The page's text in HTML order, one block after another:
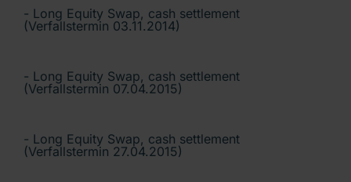
- Long Equity Swap, cash settlement
(Verfallstermin 03.11.2014)
- Long Equity Swap, cash settlement
(Verfallstermin 07.04.2015)
- Long Equity Swap, cash settlement
(Verfallstermin 27.04.2015)